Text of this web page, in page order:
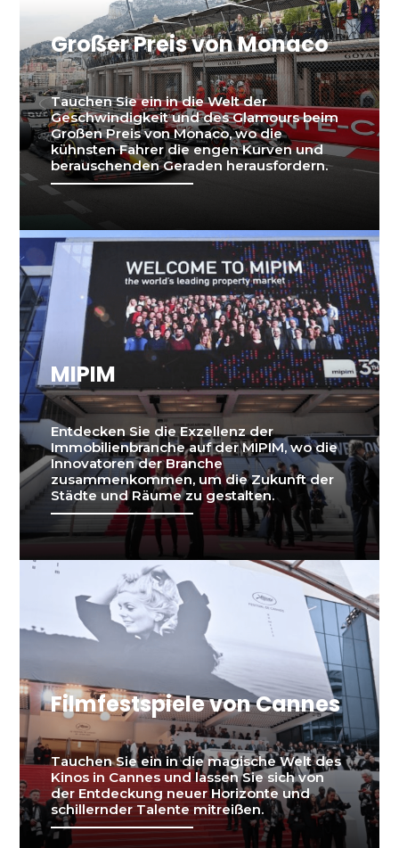
Großer Preis von Monaco
Tauchen Sie ein in die Welt der
Geschwindigkeit und des Glamours beim
Großen Preis von Monaco, wo die
kühnsten Fahrer die engen Kurven und
berauschenden Geraden herausfordern.
MIPIM
Entdecken Sie die Exzellenz der
Immobilienbranche auf der MIPIM, wo die
Innovatoren der Branche
zusammenkommen, um die Zukunft der
Städte und Räume zu gestalten.
Filmfestspiele von Cannes
Tauchen Sie ein in die magische Welt des
Kinos in Cannes und lassen Sie sich von
der Entdeckung neuer Horizonte und
schillernder Talente mitreißen.